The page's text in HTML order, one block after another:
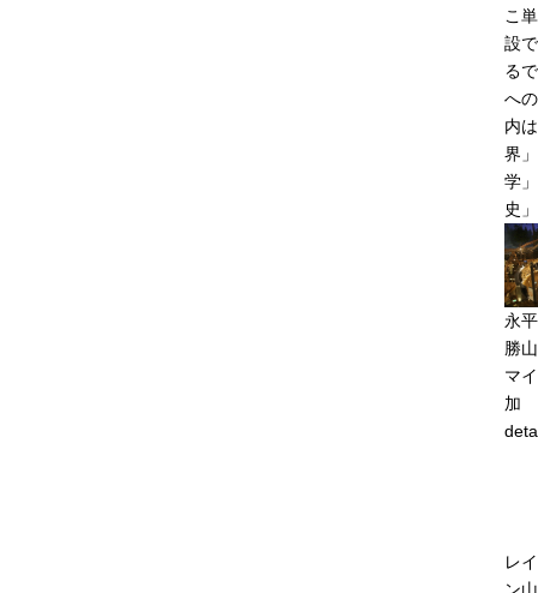
こ
設
る
へ
内
界
学
史
永
勝
マ
加
レ